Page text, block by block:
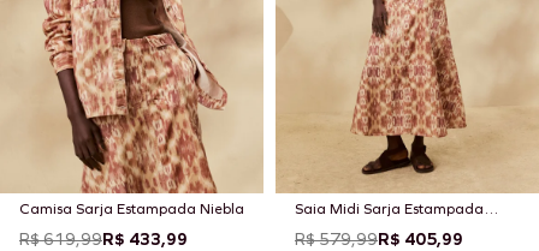
Camisa Sarja Estampada Niebla
R$ 619,99R$ 433,99
Saia Midi Sarja Estampada
Niebla
R$ 579,99R$ 405,99